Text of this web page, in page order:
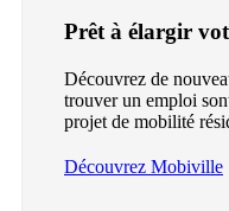
Prêt à élargir
Découvrez de
trouver un emploi
projet de mobilité
Découvrez Mobiville